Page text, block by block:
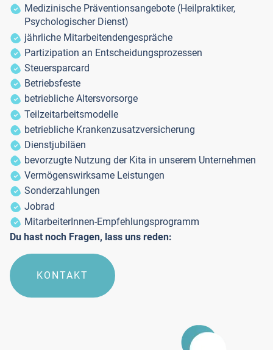
Medizinische Präventionsangebote (Heilpraktiker,
Psychologischer Dienst)
jährliche Mitarbeitendengespräche
Partizipation an Entscheidungsprozessen
Steuersparcard
Betriebsfeste
betriebliche Altersvorsorge
Teilzeitarbeitsmodelle
betriebliche Krankenzusatzversicherung
Dienstjubiläen
bevorzugte Nutzung der Kita in unserem Unternehmen
Vermögenswirksame Leistungen
Sonderzahlungen
Jobrad
MitarbeiterInnen-Empfehlungsprogramm
Du hast noch Fragen, lass uns reden:
KONTAKT